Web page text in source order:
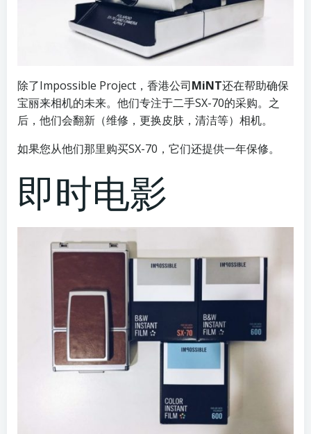
除了Impossible Project，香港公司MiNT还在帮助确保
宝丽来相机的未来。他们专注于二手SX-70的采购。之
后，他们会翻新（维修，更换皮肤，清洁等）相机。
如果您从他们那里购买SX-70，它们还提供一年保修。
即时电影